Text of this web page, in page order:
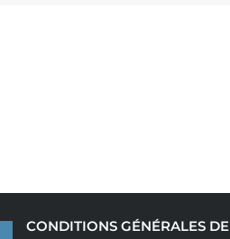
CONDITIONS GÉNÉRALES DE